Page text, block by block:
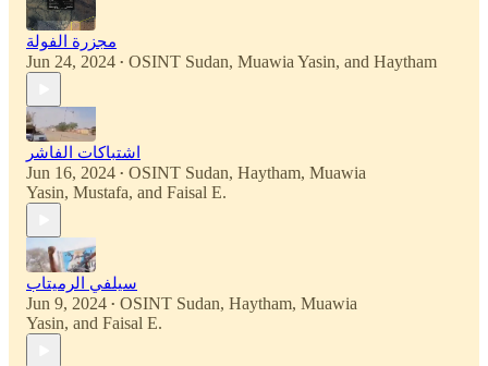
مجزرة الفولة
Jun 24, 2024 • OSINT Sudan, Muawia Yasin, and Haytham
اشتباكات الفاشر
Jun 16, 2024 • OSINT Sudan, Haytham, Muawia
Yasin, Mustafa, and Faisal E.
سيلفي الرميتاب
Jun 9, 2024 • OSINT Sudan, Haytham, Muawia
Yasin, and Faisal E.